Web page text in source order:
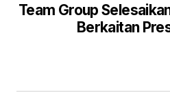
Team Group
Berkaitan